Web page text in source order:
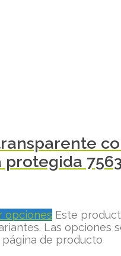
protegida 7563
opciones Este
Las opciones
de producto